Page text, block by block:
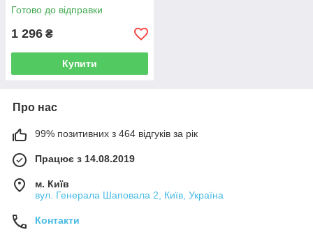
Готово до відправки
1 296 ₴
Купити
Про нас
99% позитивних з 464 відгуків за рік
Працює з 14.08.2019
м. Київ
вул. Генерала Шаповала 2, Київ, Україна
Контакти